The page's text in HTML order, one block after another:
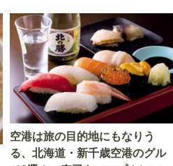
空港は旅の目的地にもなりう
る、北海道・新千歳空港のグル